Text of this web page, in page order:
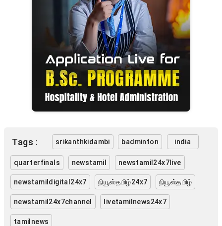
Tags : srikanthkidambi badminton india
quarterfinals newstamil newstamil24x7live
newstamildigital24x7 நியூஸ்தமிழ்24x7 நியூஸ்தமிழ்
newstamil24x7channel livetamilnews24x7
tamilnews